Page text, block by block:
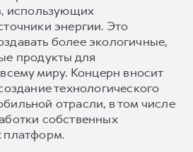
использующих
энергии. Это
более экологичные,
продукты для
миру. Концерн вносит
технологического
отрасли, в том числе
собственных
платформ.